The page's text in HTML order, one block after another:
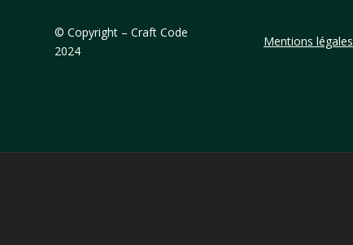
© Copyright – Craft Code
2024
Mentions légales